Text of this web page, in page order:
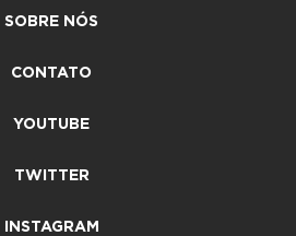
SOBRE NÓS
CONTATO
YOUTUBE
TWITTER
INSTAGRAM